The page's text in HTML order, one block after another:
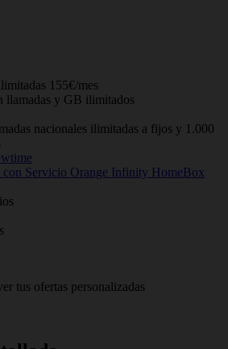
155€/mes
llamadas y GB ilimitados
nacionales ilimitadas a fijos y 1.000
con Servicio Orange Infinity HomeBox
tus ofertas personalizadas